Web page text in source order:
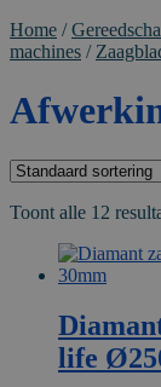
Home /
machines /
Toont alle 12
life